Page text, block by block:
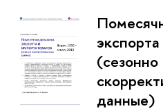
(сезонно
данные)